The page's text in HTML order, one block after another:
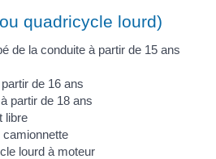
quadricycle lourd)
de la conduite à partir de 15 ans
de 16 ans
partir de 18 ans
libre
lourd à moteur